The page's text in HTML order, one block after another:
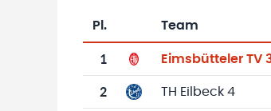
Tabelle mit
Pl. Team
1 Eimsbütteler TV
2 TH Eilbeck 4